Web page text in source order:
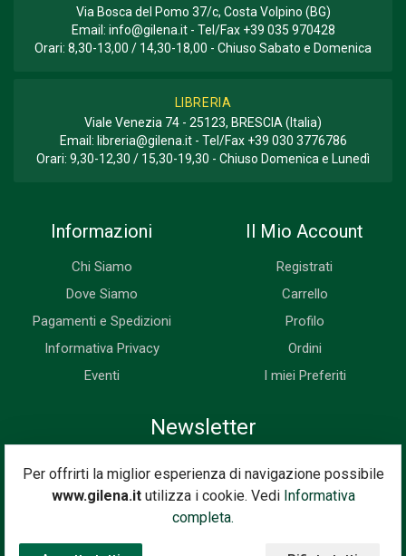
Per offrirti la miglior esperienza di navigazione possibile
www.gilena.itutilizza i cookie. Vedi Informativa
completa.
Via Bosca del Pomo 37/c, Costa Volpino (BG)
Email: info@gilena.it- Tel/Fax +39 035 970428
Orari: 8,30-13,00 / 14,30-18,00 - Chiuso Sabato e Domenica
LIBRERIA
Viale Venezia 74 - 25123, BRESCIA (Italia)
Email: libreria@gilena.it- Tel/Fax +39 030 3776786
Orari: 9,30-12,30 / 15,30-19,30 - Chiuso Domenica e Lunedì
Informazioni
Chi Siamo
Dove Siamo
Pagamenti e Spedizioni
Informativa Privacy
Eventi
Il Mio Account
Registrati
Carrello
Profilo
Ordini
I miei Preferiti
Newsletter
Iscriviti subito alla nostra newsletter. Riceverai prima di tutti le
novità, le offerte, i prossimi eventi...